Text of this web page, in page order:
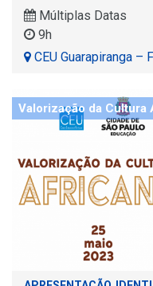
Múltiplas Datas
9h
CEU Guarapiranga –
Valorização da Cultura